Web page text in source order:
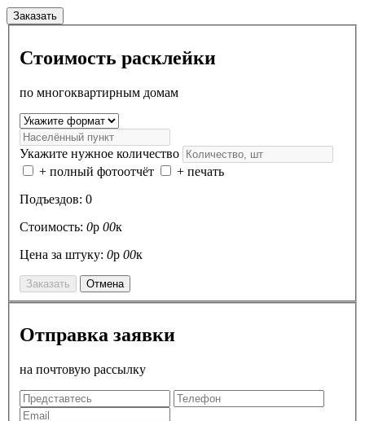
Заказать
Стоимость расклейки
по многоквартирным домам
Укажите нужное количество
+ полный фотоотчёт
+ печать
Подъездов: 0
Стоимость: 0р 00к
Цена за штуку: 0р 00к
Заказать Отмена
Отправка заявки
на почтовую рассылку